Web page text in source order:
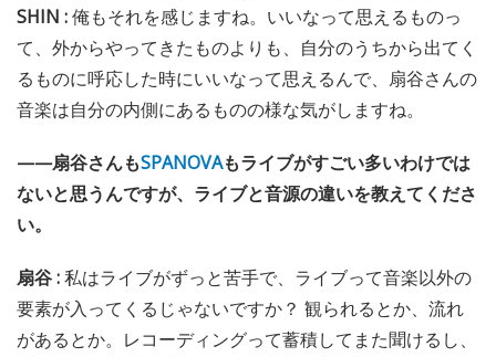
SHIN :俺もそれを感じますね。いいなって思えるものっ
て、外からやってきたものよりも、自分のうちから出てく
るものに呼応した時にいいなって思えるんで、扇谷さんの
音楽は自分の内側にあるものの様な気がしますね。
——扇谷さんもSPANOVAもライブがすごい多いわけでは
ないと思うんですが、ライブと音源の違いを教えてくださ
い。
扇谷 :私はライブがずっと苦手で、ライブって音楽以外の
要素が入ってくるじゃないですか？ 観られるとか、流れ
があるとか。レコーディングって蓄積してまた聞けるし、